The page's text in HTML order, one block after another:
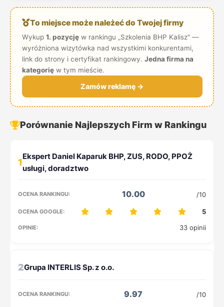
To miejsce może należeć do Twojej firmy
Wykup 1. pozycjęw rankingu „Szkolenia BHP Kalisz" —
wyróżniona wizytówka nad wszystkimi konkurentami,
link do strony i certyfikat rankingowy. Jedna firma na
kategorięw tym mieście.
Zamów reklamę →
Porównanie Najlepszych Firm w Rankingu
1
10.00 /10
5
33 opinii
2
9.97 /10